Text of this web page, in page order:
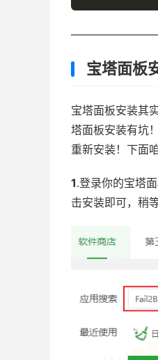
宝塔面板
宝塔面板安装其
塔面板安装有坑
重新安装！下面
1.登录你的宝塔
击安装即可，稍